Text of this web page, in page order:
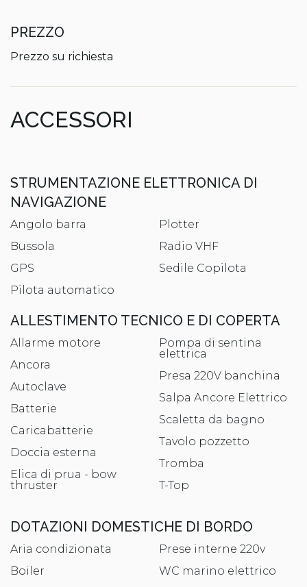
PREZZO
Prezzo su richiesta
ACCESSORI
STRUMENTAZIONE ELETTRONICA DI
NAVIGAZIONE
Angolo barra
Bussola
GPS
Pilota automatico
Plotter
Radio VHF
Sedile Copilota
ALLESTIMENTO TECNICO E DI COPERTA
Allarme motore
Ancora
Autoclave
Batterie
Caricabatterie
Doccia esterna
Elica di prua - bow
thruster
Pompa di sentina
elettrica
Presa 220V banchina
Salpa Ancore Elettrico
Scaletta da bagno
Tavolo pozzetto
Tromba
T-Top
DOTAZIONI DOMESTICHE DI BORDO
Aria condizionata
Boiler
Prese interne 220v
WC marino elettrico